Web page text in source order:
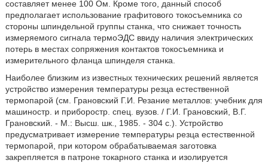
составляет менее 100 Ом. Кроме того, данный способ
предполагает использование графитового токосъемника со
стороны шпиндельной группы станка, что снижает точность
измеряемого сигнала термоЭДС ввиду наличия электрических
потерь в местах сопряжения контактов токосъемника и
измерительного фланца шпинделя станка.
Наиболее близким из известных технических решений является
устройство измерения температуры резца естественной
термопарой (см. Грановский Г.И. Резание металлов: учебник для
машиностр. и приборостр. спец. вузов. / Г.И. Грановский, В.Г.
Грановский. - М.: Высш. шк., 1985. - 304 с.). Устройство
предусматривает измерение температуры резца естественной
термопарой, при котором обрабатываемая заготовка
закрепляется в патроне токарного станка и изолируется